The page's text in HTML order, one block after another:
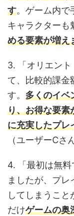
す。ゲーム内で
キャラクターも
める要素が増え
3. 「オリエン
て、比較的課金
す。 多くのイベ
り、お得な要素
に充実したプレ
（ユーザーCさ
4. 「最初は無
ましたが、プ
してしまうこ
だけゲームの奥